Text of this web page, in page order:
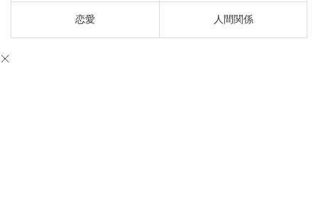
恋愛 人間関係